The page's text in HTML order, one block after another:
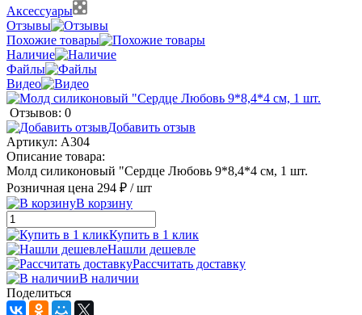
Аксессуары
Отзывы
Похожие товары
Наличие
Файлы
Видео
Отзывов: 0
Добавить отзыв
Артикул: А304
Описание товара:
Молд силиконовый "Сердце Любовь 9*8,4*4 см, 1 шт.
Розничная цена 294 ₽ / шт
В корзину
Купить в 1 клик
Нашли дешевле
Рассчитать доставку
В наличии
Поделиться